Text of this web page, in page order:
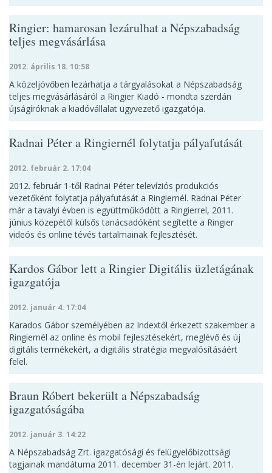
Ringier: hamarosan lezárulhat a Népszabadság
teljes megvásárlása
2012. április 18. 10:58
A közeljövőben lezárhatja a tárgyalásokat a Népszabadság
teljes megvásárlásáról a Ringier Kiadó - mondta szerdán
újságíróknak a kiadóvállalat ügyvezető igazgatója.
Radnai Péter a Ringiernél folytatja pályafutását
2012. február 2. 17:04
2012. február 1-től Radnai Péter televíziós produkciós
vezetőként folytatja pályafutását a Ringiernél. Radnai Péter
már a tavalyi évben is együttműködött a Ringierrel, 2011.
június közepétől külsős tanácsadóként segítette a Ringier
videós és online tévés tartalmainak fejlesztését.
Kardos Gábor lett a Ringier Digitális üzletágának
igazgatója
2012. január 4. 17:04
Karados Gábor személyében az Indextől érkezett szakember a
Ringiernél az online és mobil fejlesztésekért, meglévő és új
digitális termékekért, a digitális stratégia megvalósításáért
felel.
Braun Róbert bekerült a Népszabadság
igazgatóságába
2012. január 3. 14:22
A Népszabadság Zrt. igazgatósági és felügyelőbizottsági
tagjainak mandátuma 2011. december 31-én lejárt. 2011.